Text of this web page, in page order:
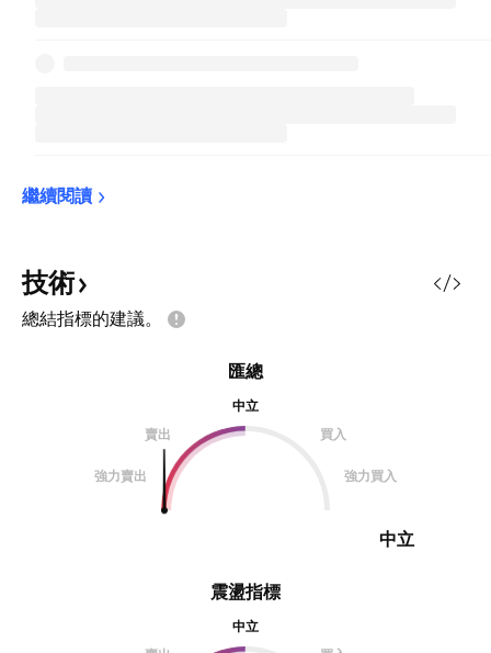
繼續閱讀
技術
總結指標的建議。
震盪指標
中立
匯總
中立
賣出
買入
強力賣出 強力買入
中立